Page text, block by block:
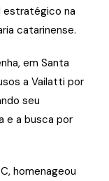
estratégico na
catarinense.
em Santa
a Vailatti por
seu
e a busca por
homenageou